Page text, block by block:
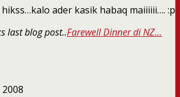
hikss…kalo ader kasik habaq maiiiiii…. :p
last blog post..Farewell Dinner di NZ…